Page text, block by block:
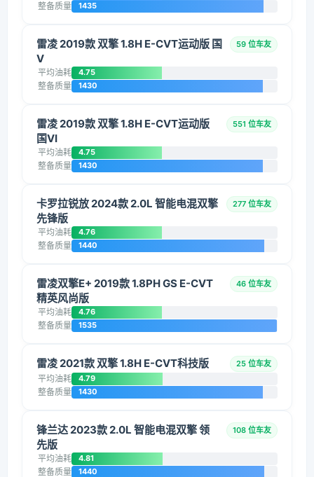
整备质量 1435
雷凌 2019款 双擎 1.8H E-CVT运动版 国
V
59 位车友
平均油耗 4.75
整备质量 1430
雷凌 2019款 双擎 1.8H E-CVT运动版
国VI
551 位车友
平均油耗 4.75
整备质量 1430
卡罗拉锐放 2024款 2.0L 智能电混双擎
先锋版
277 位车友
平均油耗 4.76
整备质量 1440
雷凌双擎E+ 2019款 1.8PH GS E-CVT
精英风尚版
46 位车友
平均油耗 4.76
整备质量 1535
雷凌 2021款 双擎 1.8H E-CVT科技版 25 位车友
平均油耗 4.79
整备质量 1430
锋兰达 2023款 2.0L 智能电混双擎 领
先版
108 位车友
平均油耗 4.81
整备质量 1440